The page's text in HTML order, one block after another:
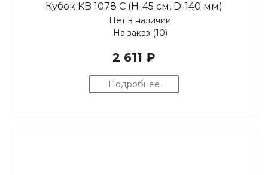
Кубок KB 1078 C (H-45 см, D-140 мм)
Нет в наличии
На заказ (10)
2 611 ₽
Подробнее